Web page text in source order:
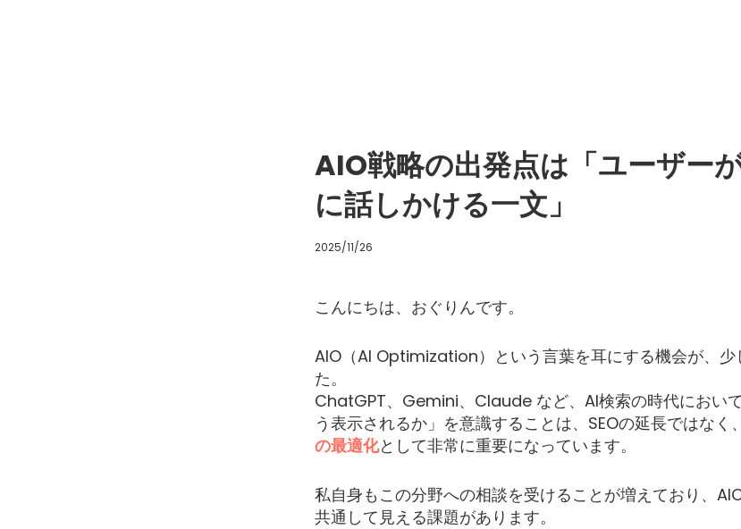
AIO戦略の出発点は「ユーザー
に話しかける一文」
2025/11/26
こんにちは、おぐりんです。
AIO（AI Optimization）という言葉を耳にする機会が、少
た。
ChatGPT、Gemini、Claude など、AI検索の時代におい
う表示されるか」を意識することは、SEOの延長ではなく、
の最適化として非常に重要になっています。
私自身もこの分野への相談を受けることが増えており、
共通して見える課題があります。